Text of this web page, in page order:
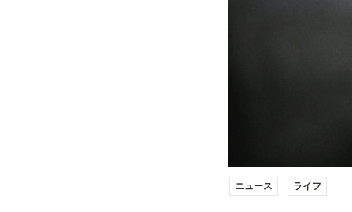
ニュース ライフ